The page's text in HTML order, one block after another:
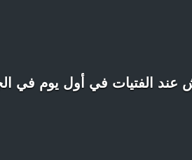
الفتيات في أول يوم في